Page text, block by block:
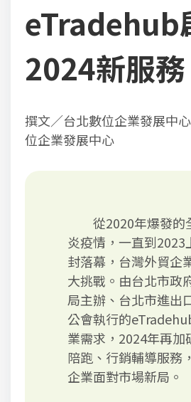
eTradehub
2024新服務
撰文／台北數位企業發展中
位企業發展中心
從2020年爆發的
炎疫情，一直到2023
封落幕，台灣外貿企
大挑戰。由台北市政
局主辦、台北市進出
公會執行的
業需求，2024年再加
陪跑、行銷輔導服務
企業面對市場新局。